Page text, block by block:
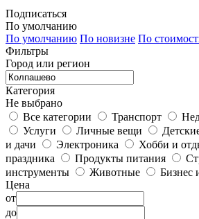
Подписаться
По умолчанию
По умолчанию По новизне По
Фильтры
Город или регион
Категория
Не выбрано
Все категории
Транспорт
Услуги
Личные вещи
и дачи
Электроника Хобби и
праздника
Продукты питания
инструменты
Животные
Бизнес
Цена
от
до